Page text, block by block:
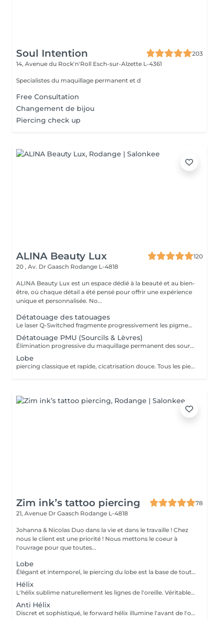
Soul Intention
203
14, Avenue du Rock'n'Roll Esch-sur-Alzette L-4361
Specialistes du maquillage permanent et d
Free Consultation
Changement de bijou
Piercing check up
ALINA Beauty Lux
120
20 , Av. Dr Gaasch Rodange L-4818
ALINA Beauty Lux est un espace dédié à la beauté et au bien-
être, où chaque détail a été pensé pour offrir une expérience
unique et personnalisée. No...
Détatouage des tatouages
Le laser Q-Switched fragmente progressivement les pigments du tatouage afin que l'organisme les élimine naturellement. Tatouages noirs Tatouages rouges Tatouages bleus Certains pigments colorés (selon leur composition) En moyenne 4 à 10 séances, espacées de 6 à 8 semaines, sont nécessaires. À LIRE AVANT VOTRE SÉANCE Évitez toute exposition au soleil et aux UV pendant les 2 semaines avant et après la séance. Informez-nous si vous prenez un traitement photosensibilisant. Traitement contre-indiqué pendant la grossesse. Le traitement ne peut pas être réalisé sur une peau infectée, brûlée ou présentant une plaie. Ne pas appliquer de rétinol, d'acides exfoliants ou de produits irritants sur la zone avant et après le traitement. Respectez un délai minimum de 6 à 8 semaines entre chaque séance.
Détatouage PMU (Sourcils & Lèvres)
Élimination progressive du maquillage permanent des sourcils et des lèvres à l'aide d'un laser Q-Switched. Le nombre de séances dépend de: la couleur du pigment la profondeur d'implantation l'ancienneté du maquillage permanent la réaction individuelle de la peau 17 En moyenne 3 à 8 séances, espacées de 6 à 8 semaines, sont nécessaires. À LIRE AVANT VOTRE SÉANCE Évitez toute exposition au soleil et aux UV pendant les 2 semaines avant et après la séance. Informez-nous si vous prenez un traitement photosensibilisant. Traitement contre-indiqué pendant la grossesse. Le traitement ne peut pas être réalisé sur une peau infectée, brûlée ou présentant une plaie. Ne pas appliquer de rétinol, d'acides exfoliants ou de produits irritants sur la zone avant et après le traitement. Respectez un délai minimum de 6 à 8 semaines entre chaque séance.
Lobe
piercing classique et rapide, cicatrisation douce. Tous les piercings sont réalisés dans le respect strict des normes d'hygiène, de sécurité et de la législation luxembourgeoise. Le matériel est stérilisé en autoclave, les gants et instruments sont à usage unique, et les bijoux utilisés sont en titane chirurgical hypoallergénique, conforme aux normes européennes. Chaque prestation comprend : *la désinfection complète de la zone, *la pose professionnelle, *les conseils personnalisés de soins et cicatrisation. Âge minimum Règlement au Luxembourg : Le piercing est autorisé à partir de 16 ans. Entre 16 et 18 ans, le client doit être accompagné d'un parent ou tuteur légal pour signer une autorisation écrite avant la séance. Aucun piercing n'est effectué en dessous de 16 ans, sans exception. Avant la séance : Ne pas consommer d'alcool, de caféine ni de médicaments fluidifiant le sang (aspirine, ibuprofène, etc.) pendant 24 h. Avoir bien mangé et dormi avant la séance. La peau doit être propre, sans maquillage ni crème. Après la séance : Ne pas toucher le piercing avec les mains sales. Nettoyer la zone 2 fois par jour avec une solution saline stérile. Éviter piscine, sauna, mer, maquillage ou parfum pendant 10 à 15 jours. Ne jamais tourner ni retirer le bijou avant la cicatrisation complète. Contre-indications : Grossesse, allaitement, diabète non stabilisé. Maladies de la peau ou infections locales. Traitements anticoagulants, immunosuppresseurs ou antibiotiques en cours. Allergies connues aux métaux.
Zim ink’s tattoo piercing
78
21, Avenue Dr Gaasch Rodange L-4818
Johanna & Nicolas Duo dans la vie et dans le travaille ! Chez
nous le client est une priorité ! Nous mettons le coeur à
l'ouvrage pour que toutes...
Lobe
Élégant et intemporel, le piercing du lobe est la base de toutes les plus belles compositions. Qu'il s'agisse d'un premier piercing ou d'une nouvelle création, chaque réalisation est effectuée avec précision afin de t'offrir une expérience aussi agréable que soignée. Inclus : Bijou de première pose en titane ASTM F-136 Conseils personnalisés et suivi de cicatrisation + 5€ pour changer la couleur de ton bijou grâce à l'anodisation. Les bijoux de la vitrine sont disponibles en première pause, le prix du bijou est à ajouter à la prestation. Pour toutes demandes d'informations, merci de me contacter. Tout les mineurs doivent être accompagnés d'un tuteur légal ( parents ! ), des justificatifs d'identités seront demandés.
Hélix
L'hélix sublime naturellement les lignes de l'oreille. Véritable incontournable, il apporte une touche contemporaine et raffinée qui s'intègre parfaitement à votre style. Chaque projet est pensé en harmonie avec ton anatomie. Conseils personnalisés et suivi de cicatrisation Inclus : Bijou de première pose en titane ASTM F-136 + 5€ pour changer la couleur de ton bijou grâce à l'anodisation. Les bijoux de la vitrine sont disponibles en première pause, le prix du bijou est à ajouter à la prestation. Pour toutes demandes d'informations, merci de me contacter. Tout les mineurs doivent être accompagnés d'un tuteur légal ( parents ! ), des justificatifs d'identités seront demandés.
Anti Hélix
Discret et sophistiqué, le forward hélix illumine l'avant de l'oreille avec subtilité. Un choix idéal pour une composition délicate et résolument élégante. Conseils personnalisés et suivi de cicatrisation Inclus : Bijou de première pose en titane ASTM F-136 + 5€ pour changer la couleur de ton bijou grâce à l'anodisation. Les bijoux de la vitrine sont disponibles en première pause, le prix du bijou est à ajouter à la prestation. Pour toutes demandes d'informations, merci de me contacter. Tout les mineurs doivent être accompagnés d'un tuteur légal ( parents ! ), des justificatifs d'identités seront demandés.